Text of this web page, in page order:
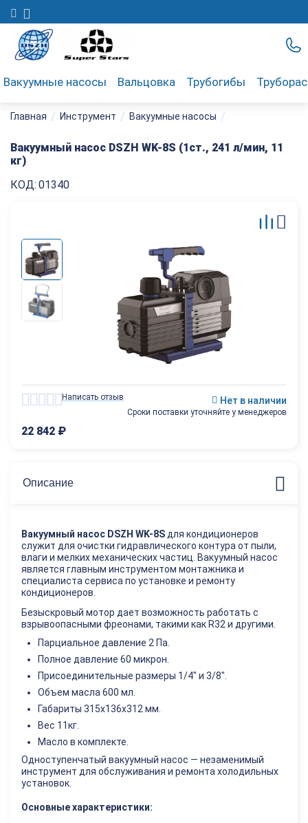
Вакуумные насосы Вальцовка Трубогибы
Главная / Инструмент / Вакуумные насосы /
Вакуумный насос DSZH WK-8S (1ст., 241 л/мин, 11
кг)
КОД: 01340
Написать отзыв Нет в наличии
Сроки поставки уточняйте у менеджеров
22 842 ₽
Описание
Вакуумный насос DSZH WK-8S для кондиционеров
служит для очистки гидравлического контура от пыли,
влаги и мелких механических частиц. Вакуумный насос
является главным инструментом монтажника и
специалиста сервиса по установке и ремонту
кондиционеров.
Безыскровый мотор дает возможность работать с
взрывоопасными фреонами, такими как R32 и другими.
Парциальное давление 2 Па.
Полное давление 60 микрон.
Присоединительные размеры 1/4" и 3/8".
Объем масла 600 мл.
Габариты 315х136х312 мм.
Вес 11кг.
Масло в комплекте.
Одноступенчатый вакуумный насос — незаменимый
инструмент для обслуживания и ремонта холодильных
установок.
Основные характеристики: